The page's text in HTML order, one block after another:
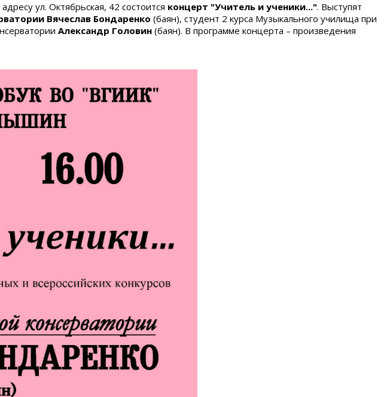
ул. Октябрьская, 42 состоится концерт "Учитель и ученики...". Выступят
Вячеслав Бондаренко (баян), студент 2 курса Музыкального училища при
Александр Головин (баян). В программе концерта – произведения